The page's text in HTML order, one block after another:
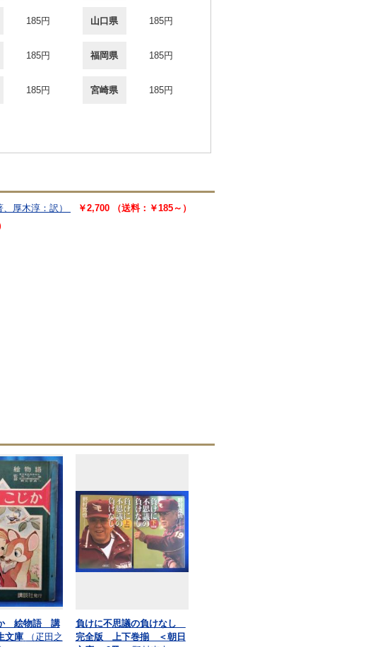
185円 山口県 185円
185円 福岡県 185円
185円 宮崎県 185円
厚木淳：訳）
￥2,700 （送料：￥185～）
絵物語 講
文庫
（疋田之
負けに不思議の負けなし
完全版 上下巻揃 ＜朝日